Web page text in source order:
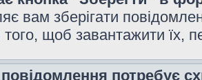
вам зберігати
того, щоб завантажити їх,
потребує